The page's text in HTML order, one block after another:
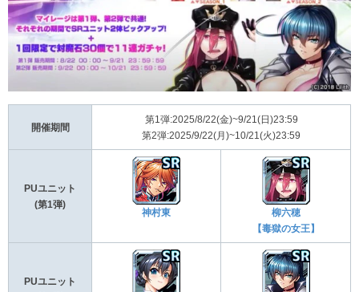
開催期間
第1弾:2025/8/22(金)~9/21(日)23:59
第2弾:2025/9/22(月)~10/21(火)23:59
PUユニット
(第1弾)
神村東
柳六穂
【毒獄の女王】
PUユニット